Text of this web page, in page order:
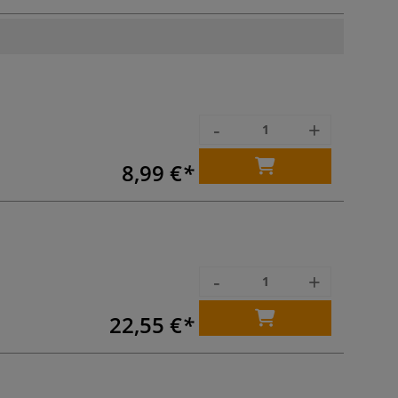
8,99 €
- +
22,55 €
- +